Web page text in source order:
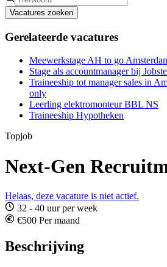
Vacatures zoeken
Gerelateerde vacatures
Meewerkstage AH to go
Stage als accountmanager bij
Traineeship tot manager sales in
only
Leerling elektromonteur BBL NS
Traineeship Hypotheken
Topjob
Next-Gen
Helaas, deze vacature is niet actief.
32 - 40 uur per week
€500 Per maand
Beschrijving